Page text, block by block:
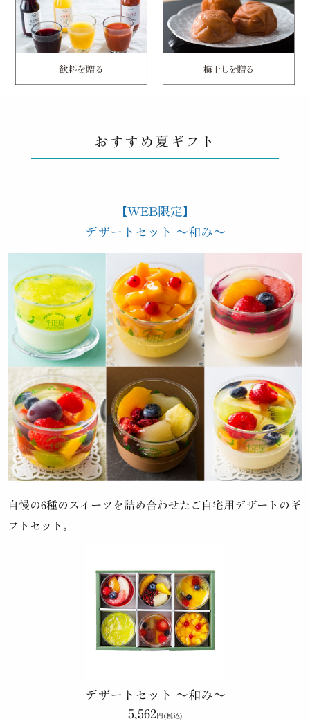
おすすめ夏ギフト
【WEB限定】
デザートセット ～和み～
自慢の6種のスイーツを詰め合わせた ご自宅用デザートのギ
フトセット。
デザートセット ～和み～
5,562円(税込)